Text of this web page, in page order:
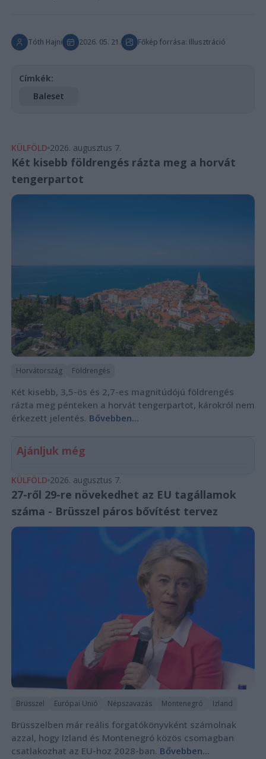
Tóth Hajni 2026. 05. 21. Főkép forrása: Illusztráció
Címkék:
Baleset
KÜLFÖLD 2026. augusztus 7.
Két kisebb földrengés rázta meg a horvát
tengerpartot
Horvátország Földrengés
Két kisebb, 3,5-ös és 2,7-es magnitúdójú földrengés
rázta meg pénteken a horvát tengerpartot, károkról nem
érkezett jelentés. Bővebben...
Ajánljuk még
KÜLFÖLD 2026. augusztus 7.
27-ről 29-re növekedhet az EU tagállamok
száma - Brüsszel páros bővítést tervez
Brüsszel Európai Unió Népszavazás Montenegró Izland
Brüsszelben már reális forgatókönyvként számolnak
azzal, hogy Izland és Montenegró közös csomagban
csatlakozhat az EU-hoz 2028-ban. Bővebben...